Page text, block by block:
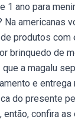
1 ano para
Na americanas
produtos com
brinquedo de
a magalu
e entrega
do presente
então, confira